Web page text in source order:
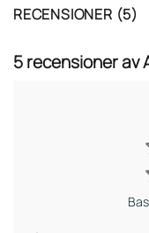
RECENSIONER (5)
5 recensioner av